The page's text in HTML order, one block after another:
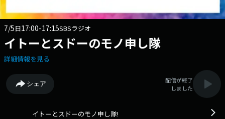
7/5日17:00-17:15SBSラジオ
イトーとスドーのモノ申し隊
詳細情報を見る
シェア
配信が終了
しました
イトーとスドーのモノ申し隊!